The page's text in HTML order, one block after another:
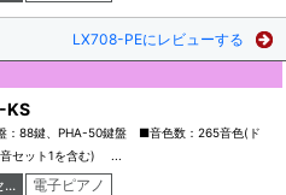
LX708-PEにレビューする
KS
：88鍵、PHA-50鍵盤 ■音色数：265音色(ド
音セット1を含む) ...
... 電子ピアノ